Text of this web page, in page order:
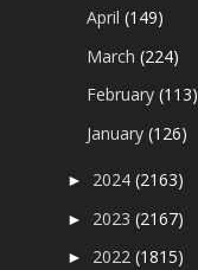
April(149)
March(224)
February(113)
January(126)
► 2024(2163)
► 2023(2167)
► 2022(1815)